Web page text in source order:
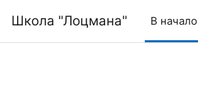
Школа "Лоцмана" В начало